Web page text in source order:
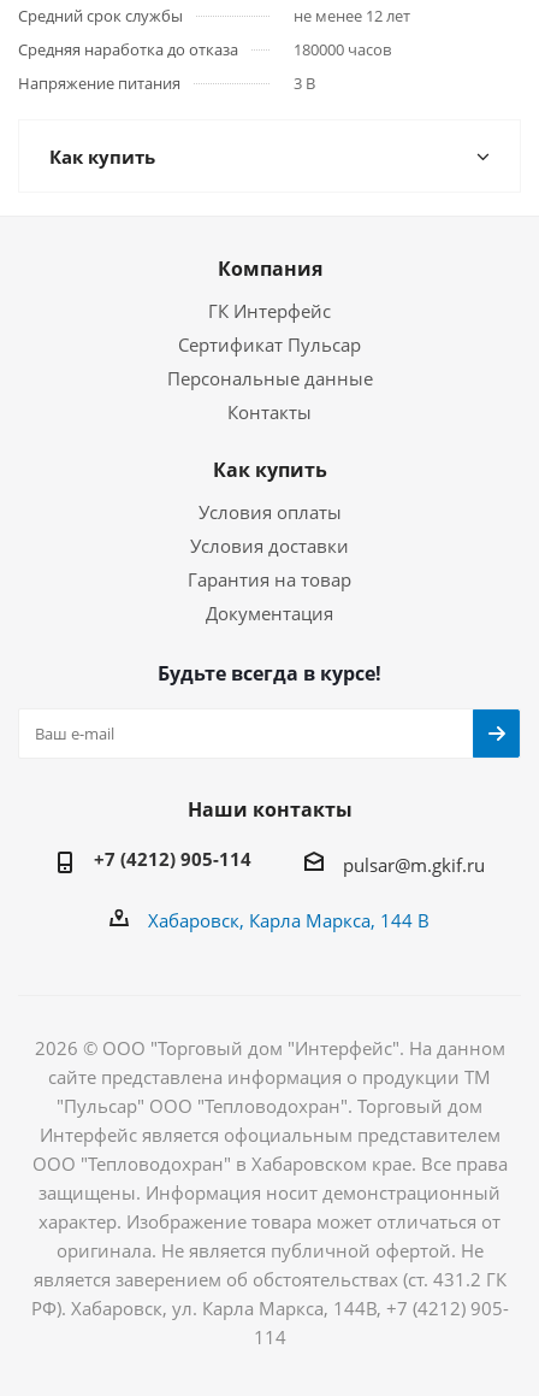
Средний срок службы
не менее 12 лет
Средняя наработка до отказа
180000 часов
Напряжение питания
3 В
Как купить
Компания
ГК Интерфейс
Сертификат Пульсар
Персональные данные
Контакты
Как купить
Условия оплаты
Условия доставки
Гарантия на товар
Документация
Будьте всегда в курсе!
Наши контакты
+7 (4212) 905-114 pulsar@m.gkif.ru
Хабаровск, Карла Маркса, 144 В
2026 © ООО "Торговый дом "Интерфейс". На данном
сайте представлена информация о продукции ТМ
"Пульсар" ООО "Тепловодохран". Торговый дом
Интерфейс является офоциальным представителем
ООО "Тепловодохран" в Хабаровском крае. Все права
защищены. Информация носит демонстрационный
характер. Изображение товара может отличаться от
оригинала. Не является публичной офертой. Не
является заверением об обстоятельствах (ст. 431.2 ГК
РФ). Хабаровск, ул. Карла Маркса, 144В, +7 (4212) 905-
114